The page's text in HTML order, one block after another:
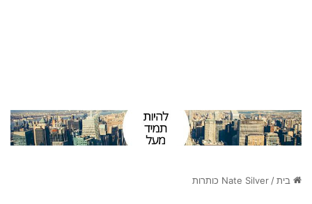
בית/Nate Silver כותרות